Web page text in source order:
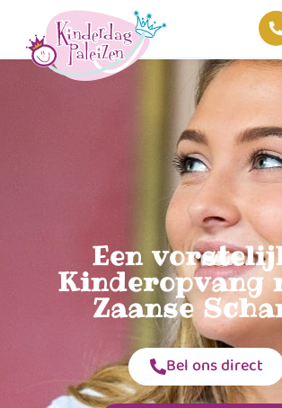
Een
Kinderopvang
Zaanse
Bel ons direct